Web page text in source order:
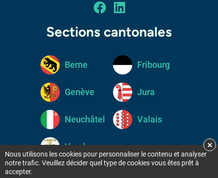
facebook
linkedin
Sections cantonales
Berne Fribourg
Genève Jura
Neuchâtel Valais
Vaud
Nous utilisons les cookies pour personnaliser le contenu et analyser
notre trafic. Veuillez décider quel type de cookies vous êtes prêt à
accepter.
×